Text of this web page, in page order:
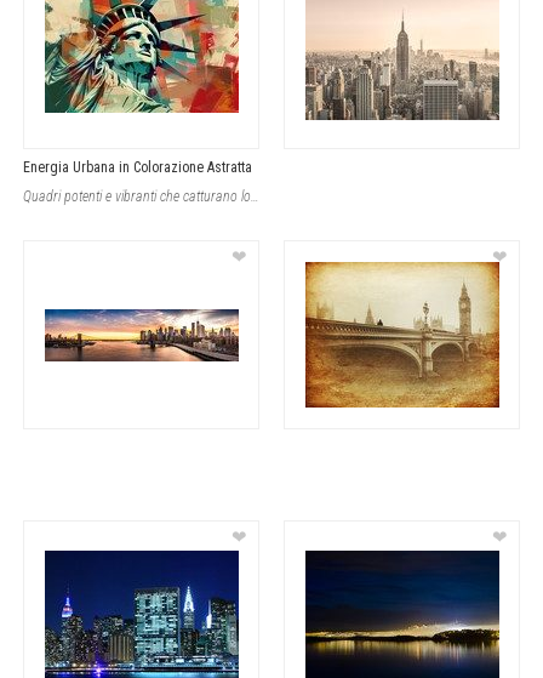
Energia Urbana in Colorazione Astratta
Quadri potenti e vibranti che catturano lo spirito cittadino con una rappresenta
❤ ❤
❤ ❤